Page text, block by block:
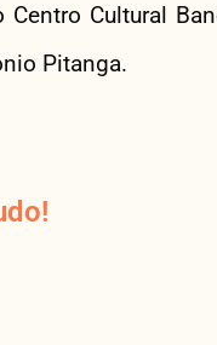
Cultural
Pitanga.